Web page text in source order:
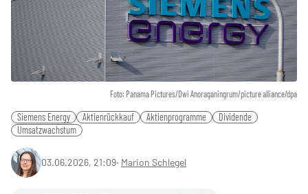
Foto: Panama Pictures/Dwi Anoraganingrum/picture alliance/dpa
Siemens Energy Aktienrückkauf Aktienprogramme
Dividende
Umsatzwachstum
03.06.2026, 21:09‧ Marion Schlegel